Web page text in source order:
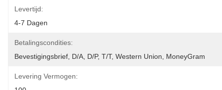
Levertijd:
4-7 Dagen
Betalingscondities:
Bevestigingsbrief, D/A, D/P, T/T, Western Union, MoneyGram
Levering Vermogen: